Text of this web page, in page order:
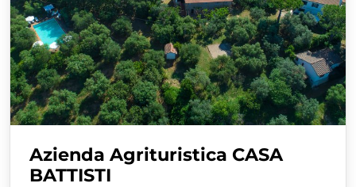
Azienda Agrituristica CASA
BATTISTI